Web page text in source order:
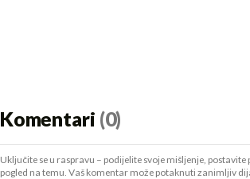
Komentari (0)
Uključite se u raspravu – podijelite svoje mišljenje,
pogled na temu. Vaš komentar može potaknuti zanimljiv